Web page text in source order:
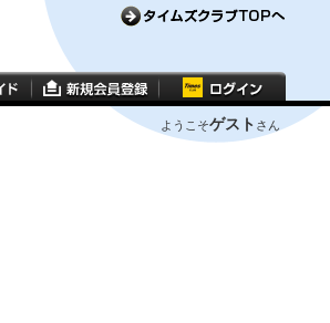
ようこそゲスト さん